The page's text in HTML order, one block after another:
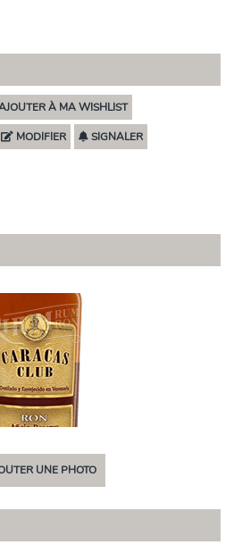
À MA WISHLIST
MODIFIER SIGNALER
UNE PHOTO